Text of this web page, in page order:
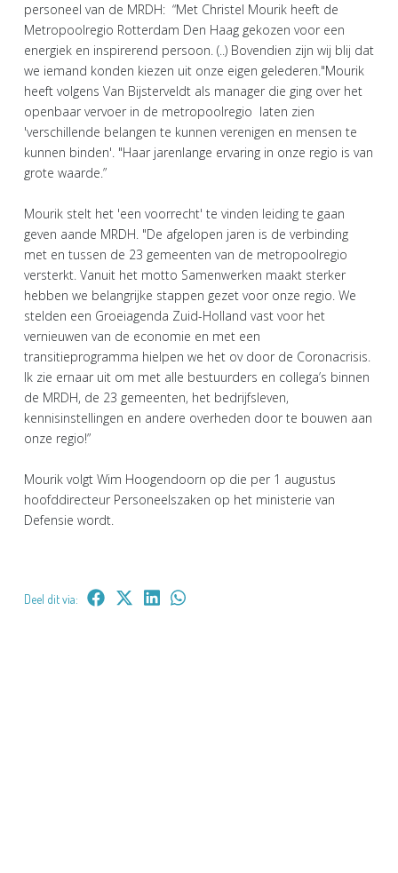
personeel van de MRDH: “Met Christel Mourik heeft de
Metropoolregio Rotterdam Den Haag gekozen voor een
energiek en inspirerend persoon. (..) Bovendien zijn wij blij dat
we iemand konden kiezen uit onze eigen gelederen."Mourik
heeft volgens Van Bijsterveldt als manager die ging over het
openbaar vervoer in de metropoolregio laten zien
'verschillende belangen te kunnen verenigen en mensen te
kunnen binden'. "Haar jarenlange ervaring in onze regio is van
grote waarde.”
Mourik stelt het 'een voorrecht' te vinden leiding te gaan
geven aande MRDH. "De afgelopen jaren is de verbinding
met en tussen de 23 gemeenten van de metropoolregio
versterkt. Vanuit het motto Samenwerken maakt sterker
hebben we belangrijke stappen gezet voor onze regio. We
stelden een Groeiagenda Zuid-Holland vast voor het
vernieuwen van de economie en met een
transitieprogramma hielpen we het ov door de Coronacrisis.
Ik zie ernaar uit om met alle bestuurders en collega’s binnen
de MRDH, de 23 gemeenten, het bedrijfsleven,
kennisinstellingen en andere overheden door te bouwen aan
onze regio!”
Mourik volgt Wim Hoogendoorn op die per 1 augustus
hoofddirecteur Personeelszaken op het ministerie van
Defensie wordt.
Deel dit via: